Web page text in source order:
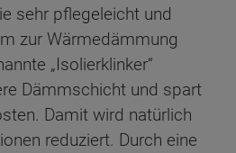
sehr pflegeleicht und
zur Wärmedämmung
„Isolierklinker“
Dämmschicht und spart
Damit wird natürlich
reduziert. Durch eine